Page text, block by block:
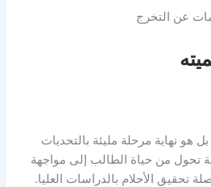
عن التخرج
هو نهاية مرحلة مليئة بالتحديات
تحول من حياة الطالب إلى مواجهة
تحقيق الأحلام بالدراسات العليا.